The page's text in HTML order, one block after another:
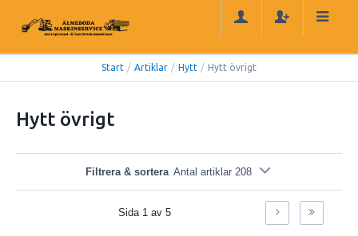
Start / Artiklar / Hytt / Hytt övrigt
Hytt övrigt
Filtrera & sortera Antal artiklar 208
Sida 1 av 5